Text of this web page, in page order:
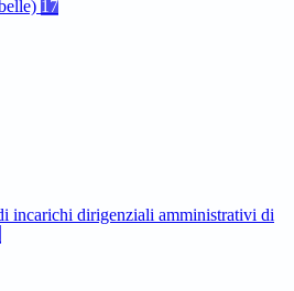
17
incarichi dirigenziali amministrativi di